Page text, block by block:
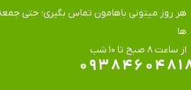
هر روز میتونی باهامون تماس بگیری؛ حتی
ها
​​​​​​​از ساعت ۸ صبح تا ۱۰ شب